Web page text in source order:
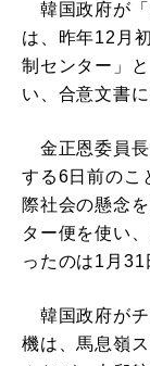
韓国政府が「
は、昨年12月
制センター」
い、合意文書
金正恩委員長
する6日前のこ
際社会の懸念
ター便を使い
ったのは1月31
韓国政府がチ
機は、馬息嶺